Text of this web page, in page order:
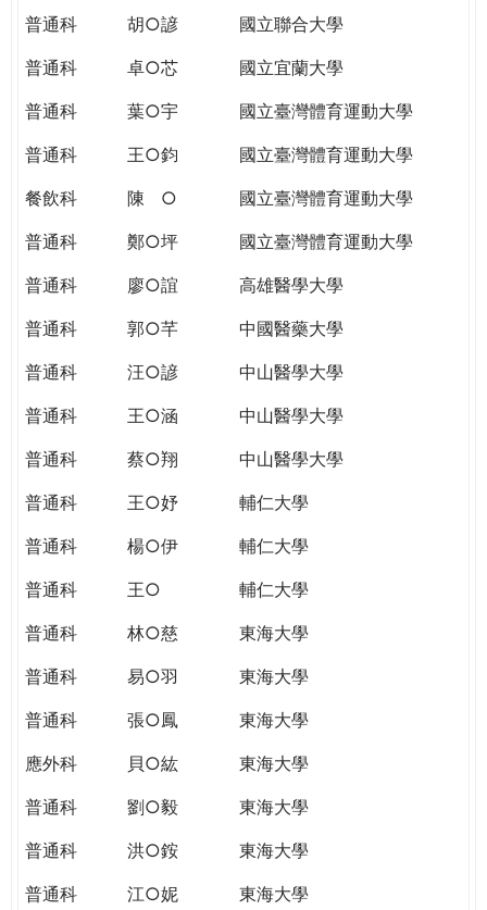
PUTTING
YOU
THE
CITIZENSHIP
普通科
胡○諺
國立聯合大學
普通科
卓○芯
國立宜蘭大學
普通科
葉○宇
國立臺灣體育運動大學
普通科
王○鈞
國立臺灣體育運動大學
餐飲科
陳 ○
國立臺灣體育運動大學
普通科
鄭○坪
國立臺灣體育運動大學
普通科
廖○誼
高雄醫學大學
普通科
郭○芊
中國醫藥大學
普通科
汪○諺
中山醫學大學
普通科
王○涵
中山醫學大學
普通科
蔡○翔
中山醫學大學
普通科
王○妤
輔仁大學
普通科
楊○伊
輔仁大學
普通科
王○
輔仁大學
普通科
林○慈
東海大學
普通科
易○羽
東海大學
普通科
張○鳳
東海大學
應外科
貝○紘
東海大學
普通科
劉○毅
東海大學
普通科
洪○銨
東海大學
普通科
江○妮
東海大學